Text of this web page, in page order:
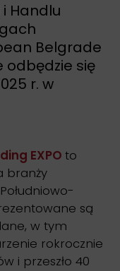
Handlu
Belgrade
odbędzie się
r. w
EXPO to
branży
są
w tym
rokrocznie
i przeszło 40